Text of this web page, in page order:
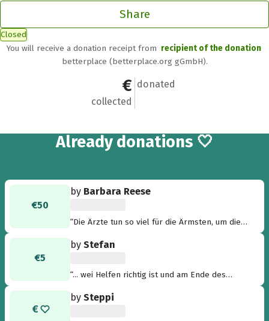
Share
Closed
You will receive a donation receipt from recipient of the donation
betterplace (betterplace.org gGmbH).
€5,580
collected
195
donated
Already 195
donations 🤍
€50
by Barbara Reese
“Die Ärzte tun so viel für die Ärmsten, um die
€5
byStefan
“... wei Helfen richtig ist und am Ende des
Konflikte alle einfach nur leben wollen. Ärzte
bySteppi